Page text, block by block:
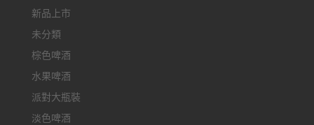
新品上市
未分類
棕色啤酒
水果啤酒
派對大瓶裝
淡色啤酒